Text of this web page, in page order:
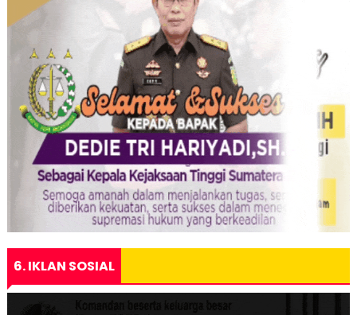
6. IKLAN SOSIAL